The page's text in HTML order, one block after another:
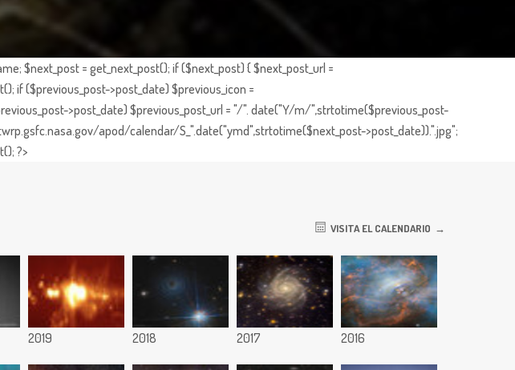
$next_post = get_next_post(); if ($next_post) { $next_post_url =
if ($previous_post->post_date) $previous_icon =
>post_date) $previous_post_url = "/". date("Y/m/",strtotime($previous_post-
apod/calendar/S_".date("ymd",strtotime($next_post->post_date)).".jpg";
?>
VISITA EL CALENDARIO
2019 2018 2017 2016